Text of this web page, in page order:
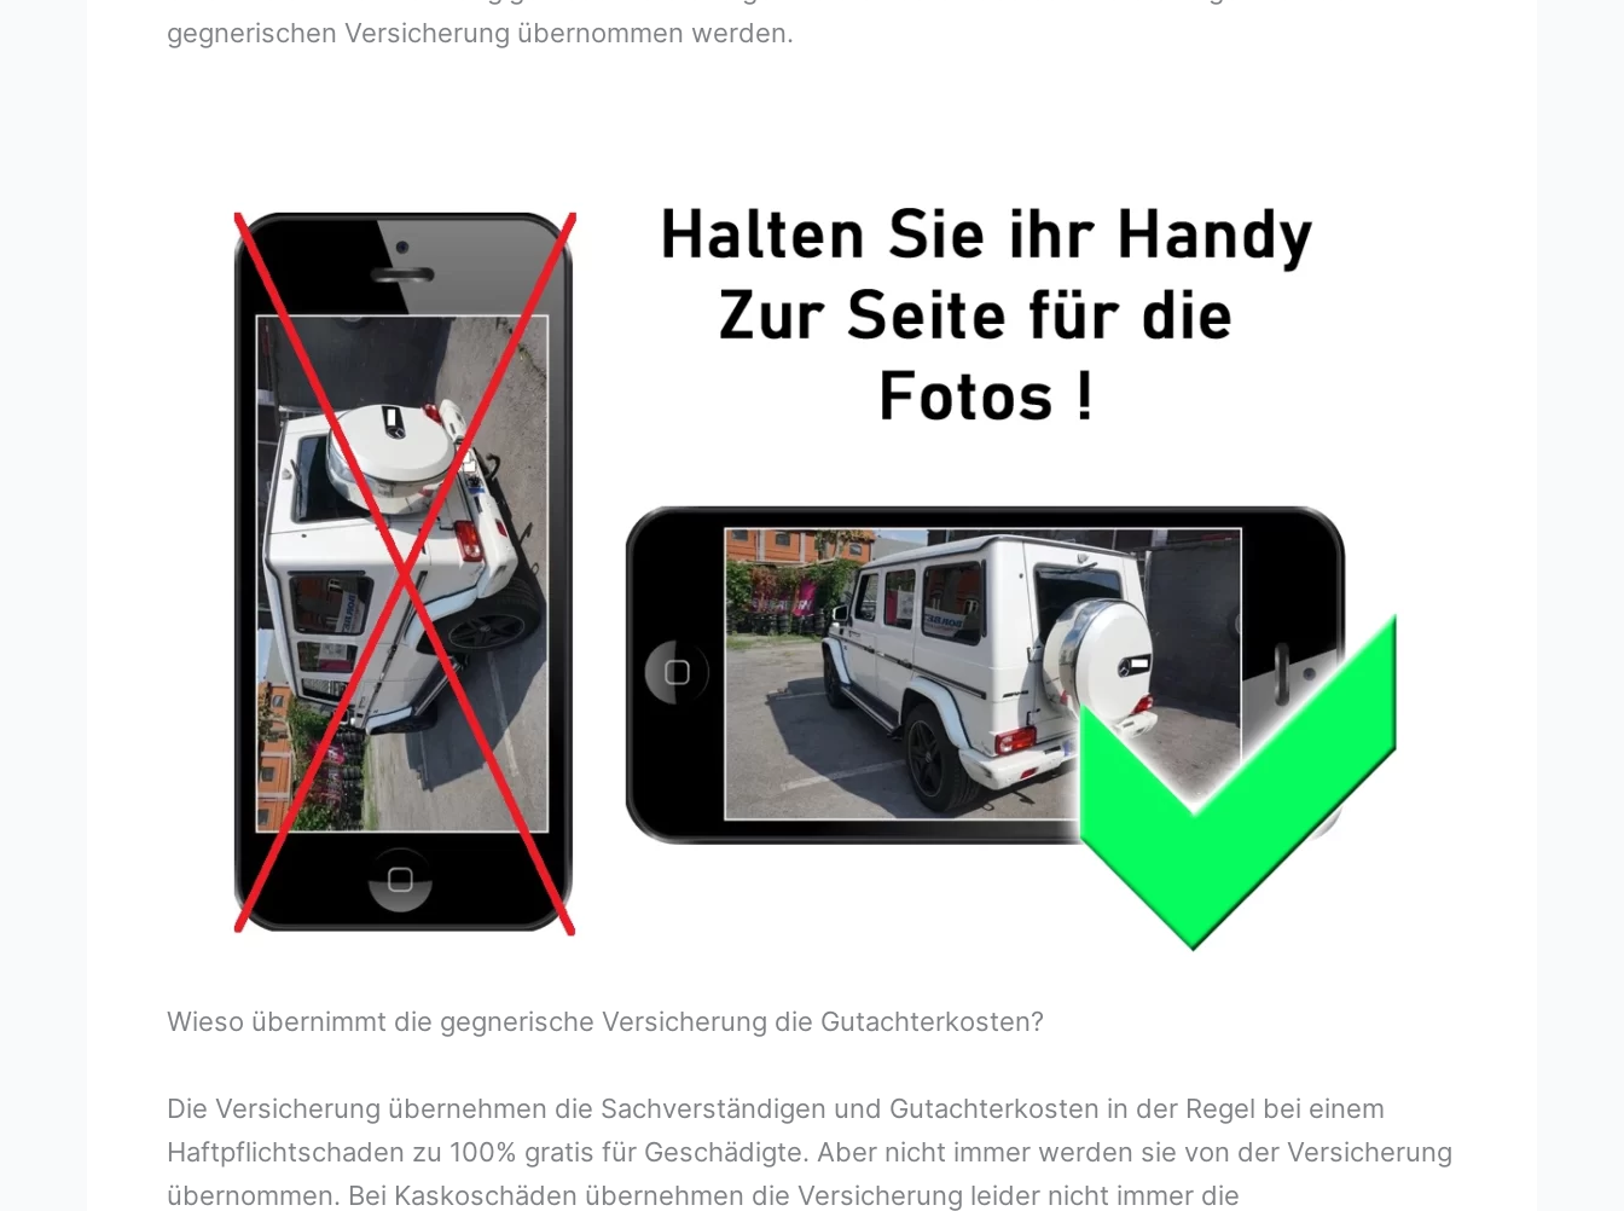
gegnerischen Versicherung übernommen werden.
Wieso übernimmt die gegnerische Versicherung die Gutachterkosten?
Die Versicherung übernehmen die Sachverständigen und Gutachterkosten in der Regel bei einem
Haftpflichtschaden zu 100% gratis für Geschädigte. Aber nicht immer werden sie von der Versicherung
übernommen. Bei Kaskoschäden übernehmen die Versicherung leider nicht immer die